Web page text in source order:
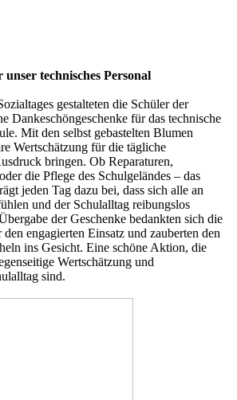
technisches Personal
gestalteten die Schüler der
Dankeschöngeschenke für das technische
Mit den selbst gebastelten Blumen
Wertschätzung für die tägliche
bringen. Ob Reparaturen,
die Pflege des Schulgeländes – das
jeden Tag dazu bei, dass sich alle an
und der Schulalltag reibungslos
der Geschenke bedankten sich die
engagierten Einsatz und zauberten den
ins Gesicht. Eine schöne Aktion, die
Wertschätzung und
sind.